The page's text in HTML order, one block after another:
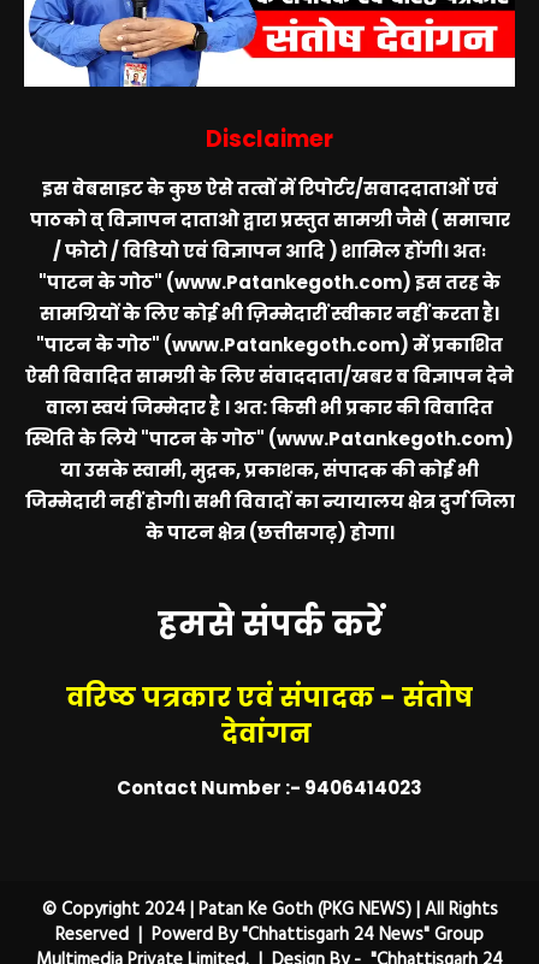
Disclaimer
इस वेबसाइट के कुछ ऐसे तत्वों में रिपोर्टर/सवाददाताओं एवं
पाठको व् विज्ञापन दाताओ द्वारा प्रस्तुत सामग्री जैसे ( समाचार
/ फोटो / विडियो एवं विज्ञापन आदि ) शामिल होंगी। अतः
"पाटन के गोठ" (www.Patankegoth.com)इस तरह के
सामग्रियों के लिए कोई भी ज़िम्मेदारीं स्वीकार नहीं करता है।
"पाटन के गोठ" (www.Patankegoth.com)में प्रकाशित
ऐसी विवादित सामग्री के लिए संवाददाता/खबर व विज्ञापन देने
वाला स्वयं जिम्मेदार है । अत: किसी भी प्रकार की विवादित
स्थिति के लिये"पाटन के गोठ" (www.Patankegoth.com)
या उसके स्वामी, मुद्रक, प्रकाशक, संपादक की कोई भी
जिम्मेदारी नहीं होगी। सभी विवादों का न्यायालय क्षेत्र दुर्ग जिला
के पाटन क्षेत्र (छत्तीसगढ़) होगा।
हमसे संपर्क करें
वरिष्ठ पत्रकार एवं संपादक - संतोष
देवांगन
Contact Number :- 9406414023
© Copyright 2024 | Patan Ke Goth (PKG NEWS) | All Rights
Reserved | Powerd By "Chhattisgarh 24 News" Group